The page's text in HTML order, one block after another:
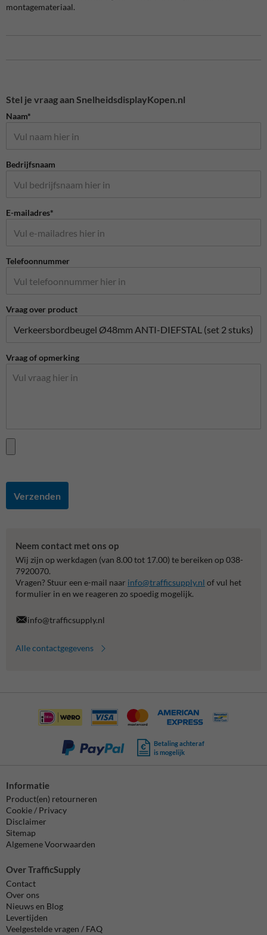
montagemateriaal.
Stel je vraag aan SnelheidsdisplayKopen.nl
Naam*
Bedrijfsnaam
E-mailadres*
Telefoonnummer
Vraag over product
Vraag of opmerking
Verzenden
Neem contact met ons op
Wij zijn op werkdagen (van 8.00 tot 17.00) te bereiken op 038-
7920070.
Vragen? Stuur een e-mail naar info@trafficsupply.nl of vul het
formulier in en we reageren zo spoedig mogelijk.
info@trafficsupply.nl
Alle contactgegevens
Betaling achteraf
is mogelijk
Informatie
Product(en) retourneren
Cookie / Privacy
Disclaimer
Sitemap
Algemene Voorwaarden
Over TrafficSupply
Contact
Over ons
Nieuws en Blog
Levertijden
Veelgestelde vragen / FAQ